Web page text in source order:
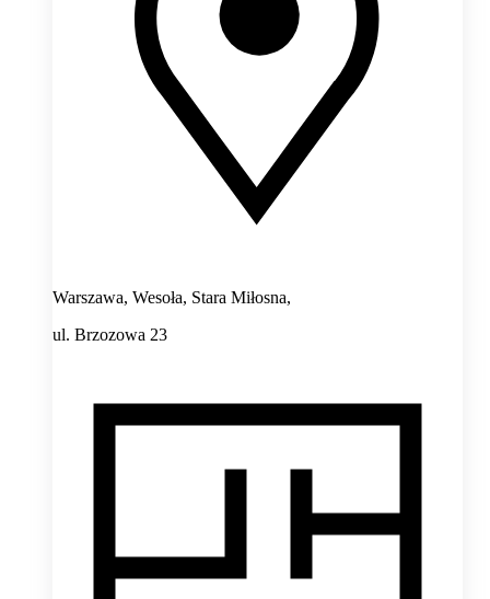
Warszawa, Wesoła, Stara Miłosna,
ul. Brzozowa 23